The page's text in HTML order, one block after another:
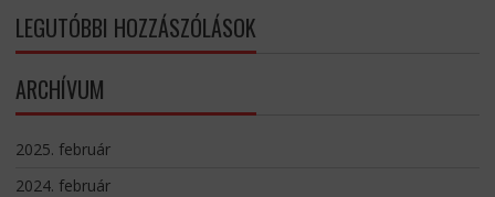
LEGUTÓBBI HOZZÁSZÓLÁSOK
ARCHÍVUM
2025. február
2024. február